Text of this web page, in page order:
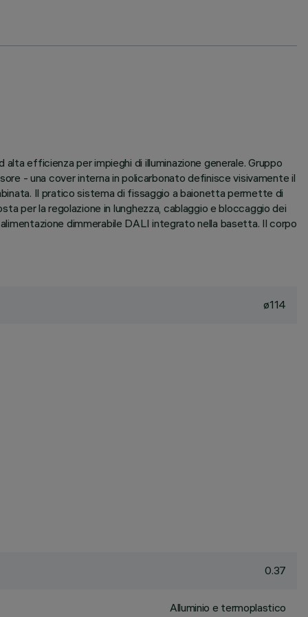
efficienza per impieghi di illuminazione generale. Gruppo
- una cover interna in policarbonato definisce visivamente il
Il pratico sistema di fissaggio a baionetta permette di
per la regolazione in lunghezza, cablaggio e bloccaggio dei
dimmerabile DALI integrato nella basetta. Il corpo
ø114
0.37
Alluminio e termoplastico